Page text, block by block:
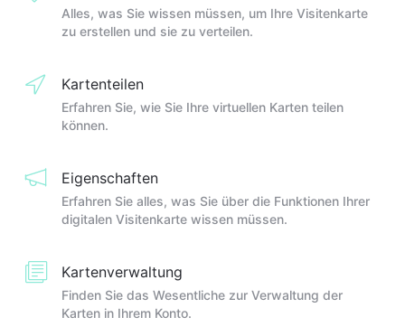
Alles, was Sie wissen müssen, um Ihre Visitenkarte
zu erstellen und sie zu verteilen.
Kartenteilen
Erfahren Sie, wie Sie Ihre virtuellen Karten teilen
können.
Eigenschaften
Erfahren Sie alles, was Sie über die Funktionen Ihrer
digitalen Visitenkarte wissen müssen.
Kartenverwaltung
Finden Sie das Wesentliche zur Verwaltung der
Karten in Ihrem Konto.